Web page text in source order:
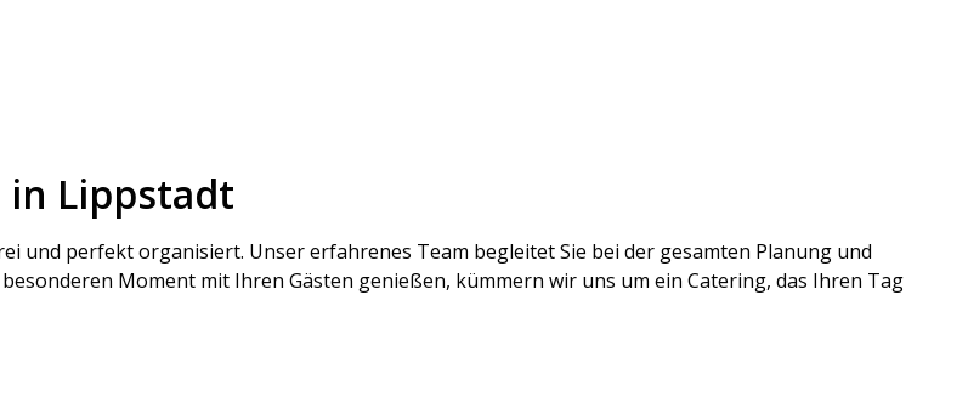
in Lippstadt
und perfekt organisiert. Unser erfahrenes Team begleitet Sie bei der gesamten Planung und
Moment mit Ihren Gästen genießen, kümmern wir uns um ein Catering, das Ihren Tag